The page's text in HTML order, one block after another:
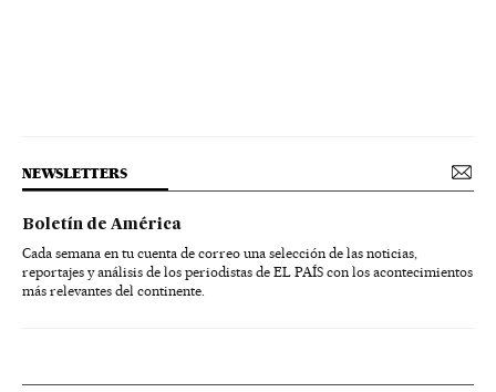
NEWSLETTERS
Boletín de América
Cada semana en tu cuenta de correo una selección de las noticias,
reportajes y análisis de los periodistas de EL PAÍS con los acontecimientos
más relevantes del continente.